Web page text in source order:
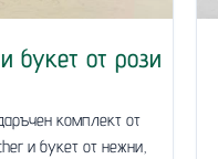
букет от рози
комплект от
и букет от нежни,